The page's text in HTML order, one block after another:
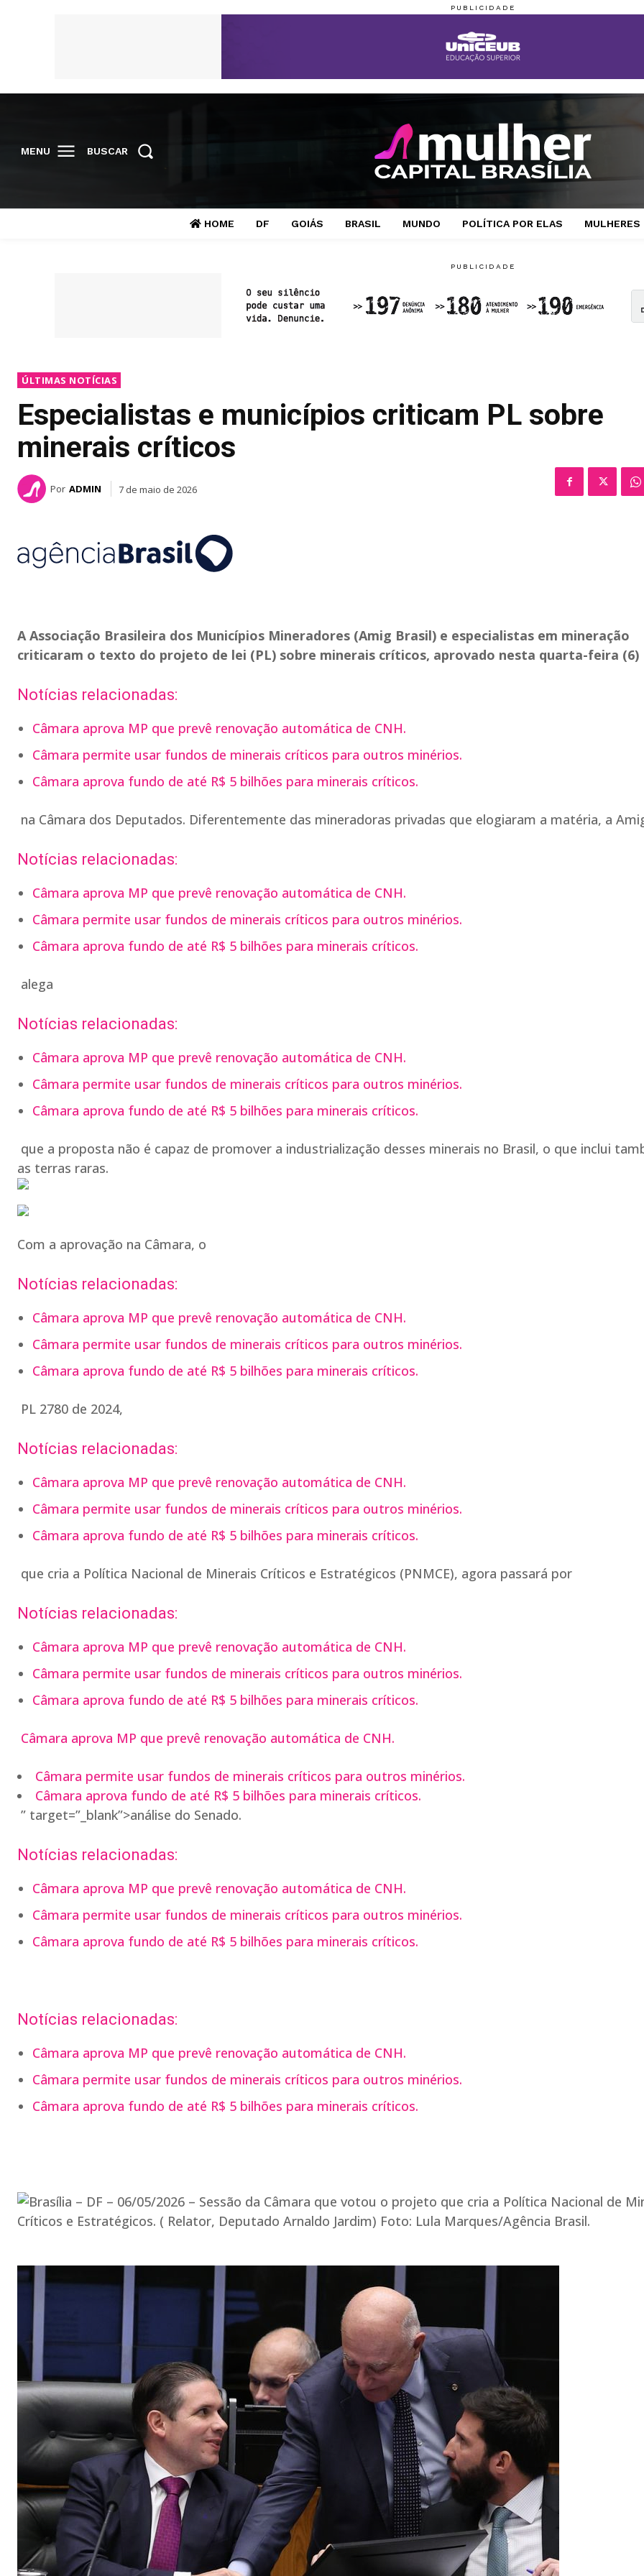
MENU BUSCAR
HOME DF GOIÁS BRASIL MUNDO POLÍTICA POR ELAS MULHERES
ÚLTIMAS NOTÍCIAS
Especialistas e municípios criticam PL sobre
minerais críticos
Por ADMIN 7 de maio de 2026
A Associação Brasileira dos Municípios Mineradores (Amig Brasil) e especialistas em mineração
criticaram o texto do projeto de lei (PL) sobre minerais críticos, aprovado nesta quarta-feira (6)
Notícias relacionadas:
Câmara aprova MP que prevê renovação automática de CNH.
Câmara permite usar fundos de minerais críticos para outros minérios.
Câmara aprova fundo de até R$ 5 bilhões para minerais críticos.
na Câmara dos Deputados. Diferentemente das mineradoras privadas que elogiaram a matéria, a
Notícias relacionadas:
Câmara aprova MP que prevê renovação automática de CNH.
Câmara permite usar fundos de minerais críticos para outros minérios.
Câmara aprova fundo de até R$ 5 bilhões para minerais críticos.
alega
Notícias relacionadas:
Câmara aprova MP que prevê renovação automática de CNH.
Câmara permite usar fundos de minerais críticos para outros minérios.
Câmara aprova fundo de até R$ 5 bilhões para minerais críticos.
que a proposta não é capaz de promover a industrialização desses minerais no Brasil, o que inclui
as terras raras.
Com a aprovação na Câmara, o
Notícias relacionadas:
Câmara aprova MP que prevê renovação automática de CNH.
Câmara permite usar fundos de minerais críticos para outros minérios.
Câmara aprova fundo de até R$ 5 bilhões para minerais críticos.
PL 2780 de 2024,
Notícias relacionadas:
Câmara aprova MP que prevê renovação automática de CNH.
Câmara permite usar fundos de minerais críticos para outros minérios.
Câmara aprova fundo de até R$ 5 bilhões para minerais críticos.
que cria a Política Nacional de Minerais Críticos e Estratégicos (PNMCE), agora passará por
Notícias relacionadas:
Câmara aprova MP que prevê renovação automática de CNH.
Câmara permite usar fundos de minerais críticos para outros minérios.
Câmara aprova fundo de até R$ 5 bilhões para minerais críticos.
Câmara aprova MP que prevê renovação automática de CNH.
Câmara permite usar fundos de minerais críticos para outros minérios.
Câmara aprova fundo de até R$ 5 bilhões para minerais críticos.
” target=”_blank”>análise do Senado.
Notícias relacionadas:
Câmara aprova MP que prevê renovação automática de CNH.
Câmara permite usar fundos de minerais críticos para outros minérios.
Câmara aprova fundo de até R$ 5 bilhões para minerais críticos.
Notícias relacionadas:
Câmara aprova MP que prevê renovação automática de CNH.
Câmara permite usar fundos de minerais críticos para outros minérios.
Câmara aprova fundo de até R$ 5 bilhões para minerais críticos.